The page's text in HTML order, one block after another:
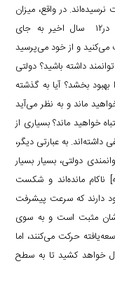
در واقع، میزان
توانمندی حاکمیتیِ اکثر کشورهای درحال توسعه در۱۲ سال اخیر به جای
و از خود می‌پرسید
داشته باشید؟ دولتی
بخشد؟ آیا به گذشته
ماند و به نظر می‌آید
خواهید ماند؟ بسیاری از
به عبارتی دیگر،
دولتی، بسیار بسیار
ناکام مانده‌اند و شکست
دارند که سرعت پیشرفت
مثبت است و به سوی
حرکت می‌کنند، اما
خواهد کشید تا به سطح